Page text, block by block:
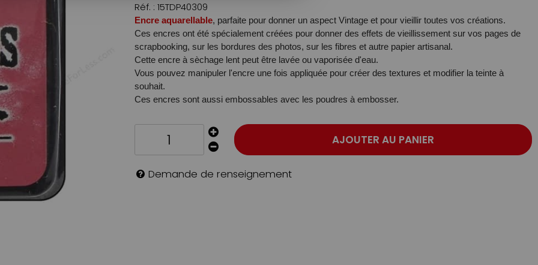
Réf. : 15TDP40309
Encre aquarellable, parfaite pour donner un aspect Vintage et pour vieillir toutes vos créations.
Ces encres ont été spécialement créées pour donner des effets de vieillissement sur vos pages de
scrapbooking, sur les bordures des photos, sur les fibres et autre papier artisanal.
Cette encre à sèchage lent peut être lavée ou vaporisée d'eau.
Vous pouvez manipuler l'encre une fois appliquée pour créer des textures et modifier la teinte à
souhait.
Ces encres sont aussi embossables avec les poudres à embosser.
AJOUTER AU PANIER
Demande de renseignement